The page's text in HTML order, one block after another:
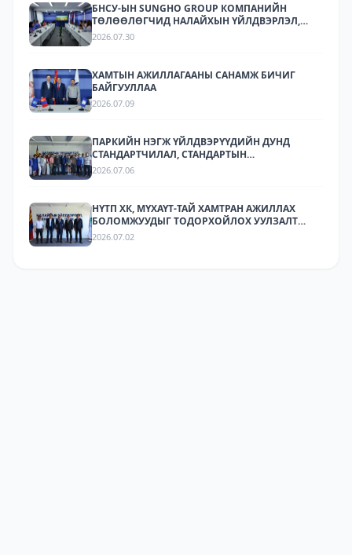
БНСУ-ЫН SUNGHO GROUP КОМПАНИЙН
ТӨЛӨӨЛӨГЧИД НАЛАЙХЫН ҮЙЛДВЭРЛЭЛ,
ТЕХНОЛОГИЙН ПАРКТ АЖИЛЛАЛАА.
2026.07.30
ХАМТЫН АЖИЛЛАГААНЫ САНАМЖ БИЧИГ
БАЙГУУЛЛАА
2026.07.09
ПАРКИЙН НЭГЖ ҮЙЛДВЭРҮҮДИЙН ДУНД
СТАНДАРТЧИЛАЛ, СТАНДАРТЫН
ХЭРЭГЖИЛТИЙН ТАЛААР СУРГАЛТ,
2026.07.06
НҮТП ХК, МҮХАҮТ-ТАЙ ХАМТРАН АЖИЛЛАХ
БОЛОМЖУУДЫГ ТОДОРХОЙЛОХ УУЛЗАЛТ
ЗОХИОН БАЙГУУЛАГДЛАА.
2026.07.02